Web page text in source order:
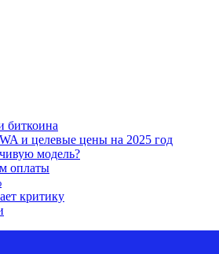
биткоина
и целевые цены на 2025 год
модель?
оплаты
критику